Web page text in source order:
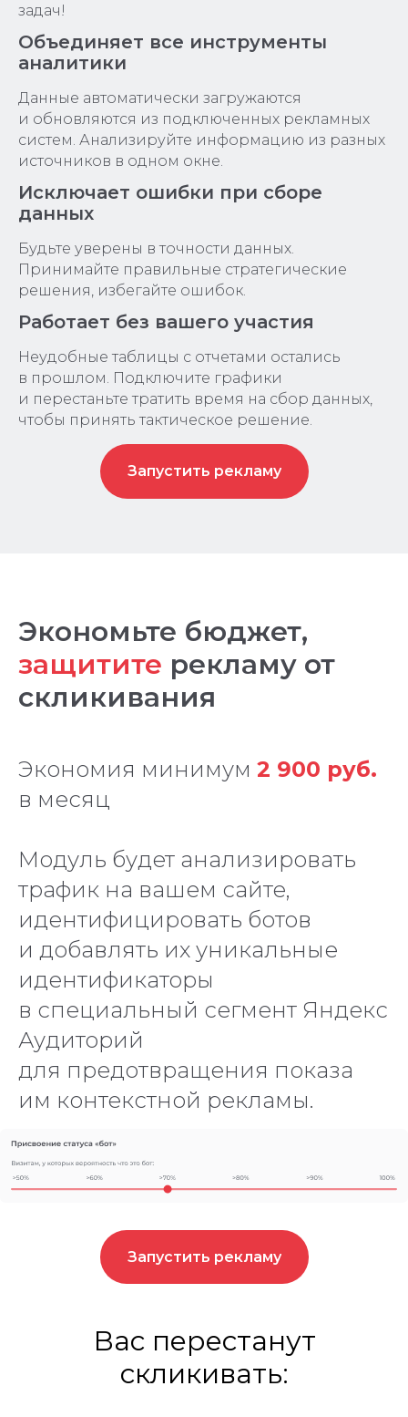
задач!
Объединяет все инструменты
аналитики
Данные автоматически загружаются
и обновляются из подключенных рекламных
систем. Анализируйте информацию из разных
источников в одном окне.
Исключает ошибки при сборе
данных
Будьте уверены в точности данных.
Принимайте правильные стратегические
решения, избегайте ошибок.
Работает без вашего участия
Неудобные таблицы с отчетами остались
в прошлом. Подключите графики
и перестаньте тратить время на сбор данных,
чтобы принять тактическое решение.
Запустить рекламу
Экономьте бюджет,
защитите рекламу от
скликивания
Экономия минимум 2 900 руб.
в месяц
Модуль будет анализировать
трафик на вашем сайте,
идентифицировать ботов
и добавлять их уникальные
идентификаторы
в специальный сегмент Яндекс
Аудиторий
для предотвращения показа
им контекстной рекламы.
Запустить рекламу
Вас перестанут
скликивать: